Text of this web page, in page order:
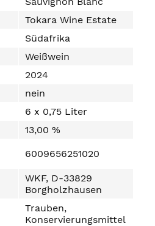
Tokara Wine Estate
Südafrika
Weißwein
2024
nein
6 x 0,75 Liter
13,00 %
6009656251020
WKF, D-33829
Borgholzhausen
Trauben,
Konservierungsmittel